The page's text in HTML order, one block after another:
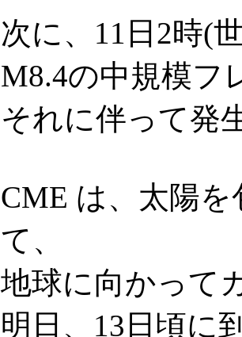
次に、11日2時(
M8.4の中規模フ
それに伴って発
CME は、太陽
て、
地球に向かって
明日、13日頃に